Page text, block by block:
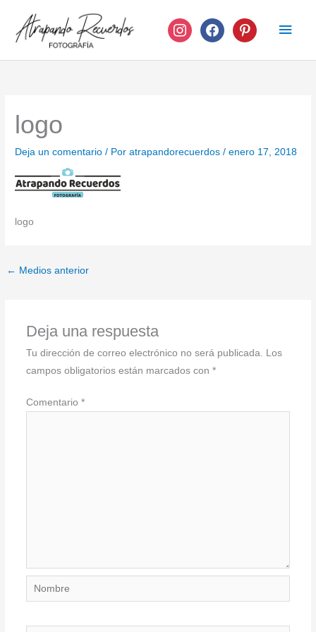
contenido
instagramfacebook pinterest
logo
Deja un comentario / Poratrapandorecuerdos/enero 17, 2018
logo
← Medios anterior
Deja una respuesta
Tu dirección de correo electrónico no será publicada.
Los
campos obligatorios están marcados con *
Comentario *
Nombre